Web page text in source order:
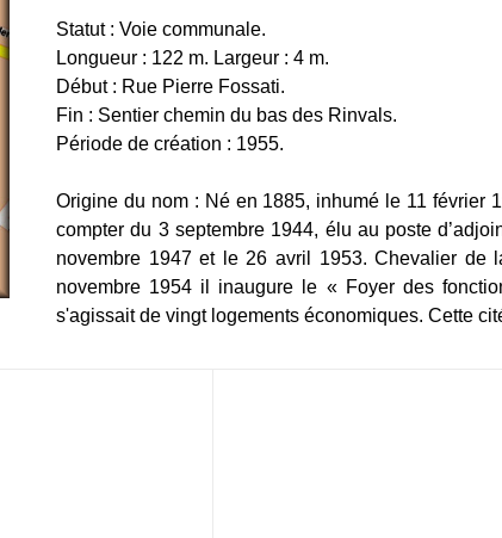
Statut : Voie communale.
Longueur : 122 m. Largeur : 4 m.
Début : Rue Pierre Fossati.
Fin : Sentier chemin du bas des Rinvals.
Période de création : 1955.
Origine du nom : Né en 1885, inhumé le 11 février
compter du 3 septembre 1944, élu au poste
novembre 1947 et le 26 avril 1953. Chevalier de
novembre 1954 il inaugure le « Foyer des
s'agissait de vingt logements économiques. Cette